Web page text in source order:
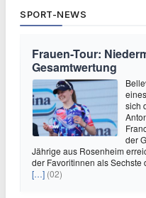
SPORT-NEWS
Frauen-Tour:
Gesamtwertung
sich
der
Jährige aus Rosenheim
der Favoritinnen als Sechste
[…] (02)